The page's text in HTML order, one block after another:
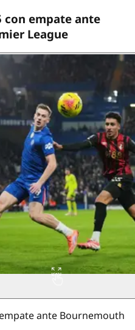
con empate ante
League
ante Bournemouth